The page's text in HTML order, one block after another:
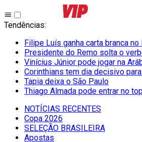
Tendências:
Filipe Luís ganha carta branca no
Presidente do Remo solta o
Vinícius Júnior pode jogar na
Corinthians tem dia decisivo para
Tapia deixa o São Paulo
Thiago Almada pode entrar no
NOTÍCIAS RECENTES
Copa 2026
SELEÇÃO BRASILEIRA
Apostas